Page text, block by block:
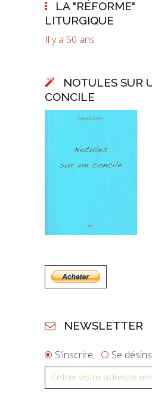
LA "RÉFORME"
LITURGIQUE
Il y a 50 ans
NOTULES SUR
CONCILE
NEWSLETTER
S'inscrire Se